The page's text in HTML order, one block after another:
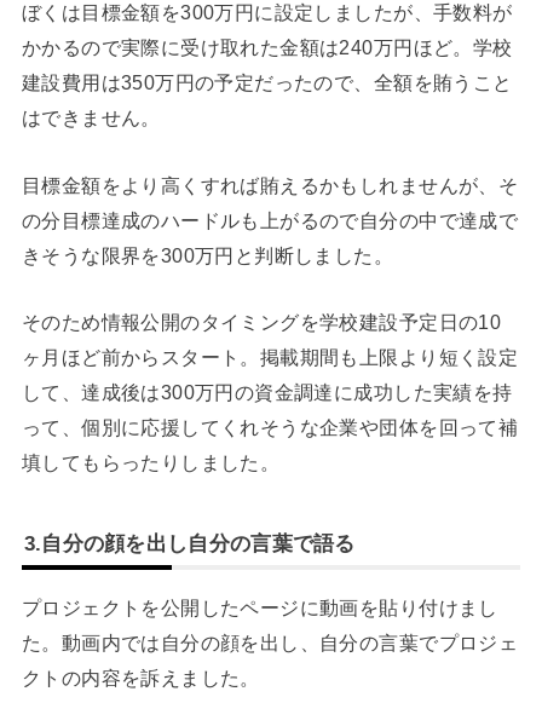
ぼくは目標金額を300万円に設定しましたが、手数料が
かかるので実際に受け取れた金額は240万円ほど。学校
建設費用は350万円の予定だったので、全額を賄うこと
はできません。
目標金額をより高くすれば賄えるかもしれませんが、そ
の分目標達成のハードルも上がるので自分の中で達成で
きそうな限界を300万円と判断しました。
そのため情報公開のタイミングを学校建設予定日の10
ヶ月ほど前からスタート。掲載期間も上限より短く設定
して、達成後は300万円の資金調達に成功した実績を持
って、個別に応援してくれそうな企業や団体を回って補
填してもらったりしました。
3.自分の顔を出し自分の言葉で語る
プロジェクトを公開したページに動画を貼り付けまし
た。動画内では自分の顔を出し、自分の言葉でプロジェ
クトの内容を訴えました。